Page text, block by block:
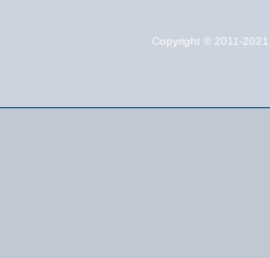
Copyright © 2011-